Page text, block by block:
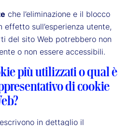
che l’eliminazione e il blocco
effetto sull’esperienza utente,
del sito Web potrebbero non
o non essere accessibili.
più utilizzati o qual è
di cookie
in dettaglio il